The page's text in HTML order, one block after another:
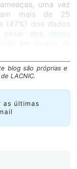
uma vez
mais de 25
(47%) dos dados
pesar dos riscos
80%
na nuvem.
pela nuvem
para suas
à medida que a
se expande, as
blog são próprias e
LACNIC.
as últimas